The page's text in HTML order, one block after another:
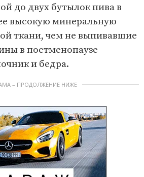
до двух бутылок пива в
высокую минеральную
ткани, чем не выпивавшие
в постменопаузе
и бедра.
– ПРОДОЛЖЕНИЕ НИЖЕ